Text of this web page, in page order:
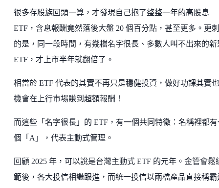
很多存股族回頭一算，才發現自己抱了整整一年的高股息
ETF，含息報酬竟然落後大盤 20 個百分點，甚至更多。更
的是，同一段時間，有幾檔名字很長、多數人叫不出來的新
ETF，才上市半年就翻倍了。
相當於 ETF 代表的其實不再只是穩健投資，做好功課其實
機會在上行市場賺到超額報酬！
而這些「名字很長」的 ETF，有一個共同特徵：名稱裡都有
個「A」，代表主動式管理。
回顧 2025 年，可以說是台灣主動式 ETF 的元年。金管會鬆
範後，各大投信相繼跟進，而統一投信以兩檔產品直接稱霸